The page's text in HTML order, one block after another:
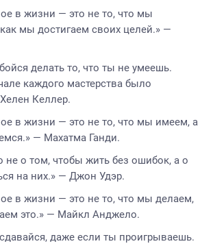
в жизни — это не то, что мы
мы достигаем своих целей.» —
делать то, что ты не умеешь.
каждого мастерства было
Келлер.
в жизни — это не то, что мы имеем, а
— Махатма Ганди.
не о том, чтобы жить без ошибок, а о
на них.» — Джон Удэр.
в жизни — это не то, что мы делаем,
это.» — Майкл Анджело.
даже если ты проигрываешь.